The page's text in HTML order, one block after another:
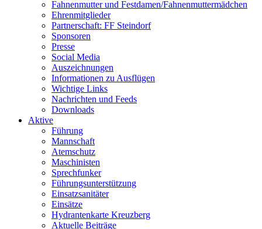
Fahnenmutter und Festdamen/Fahnenmuttermädchen
Ehrenmitglieder
Partnerschaft: FF Steindorf
Sponsoren
Presse
Social Media
Auszeichnungen
Informationen zu Ausflügen
Wichtige Links
Nachrichten und Feeds
Downloads
Aktive
Führung
Mannschaft
Atemschutz
Maschinisten
Sprechfunker
Führungsunterstützung
Einsatzsanitäter
Einsätze
Hydrantenkarte Kreuzberg
Aktuelle Beiträge